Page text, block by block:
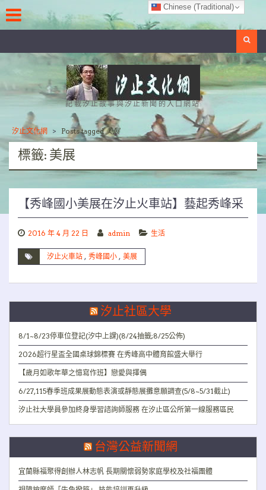
to
content
記載汐止故事與汐止新聞的入口網站
汐止文化網 > Posts tagged美展
標籤: 美展
【秀峰國小美展在汐止火車站】藝起秀峰采
2016 年 4 月 22 日 admin 生活
汐止火車站 , 秀峰國小 , 美展
汐止社區大學
8/1~8/23停車位登記(汐中上課)(8/24抽籤;8/25公佈)
2026超行星盃全國桌球錦標賽 在秀峰高中體育館盛大舉行
【歲月如歌年華之憶寫作班】戀愛與擇偶
6/27,115春季班成果展動態表演或靜態展攤意願調查(5/8~5/31截止)
汐止社大學員參加終身學習諮詢師服務 在汐止區公所第一線服務區民
台灣公益新聞網
宜蘭縣福聚得創辦人林志帆 長期關懷弱勢家庭學校及社福團體
Chinese (Traditional)